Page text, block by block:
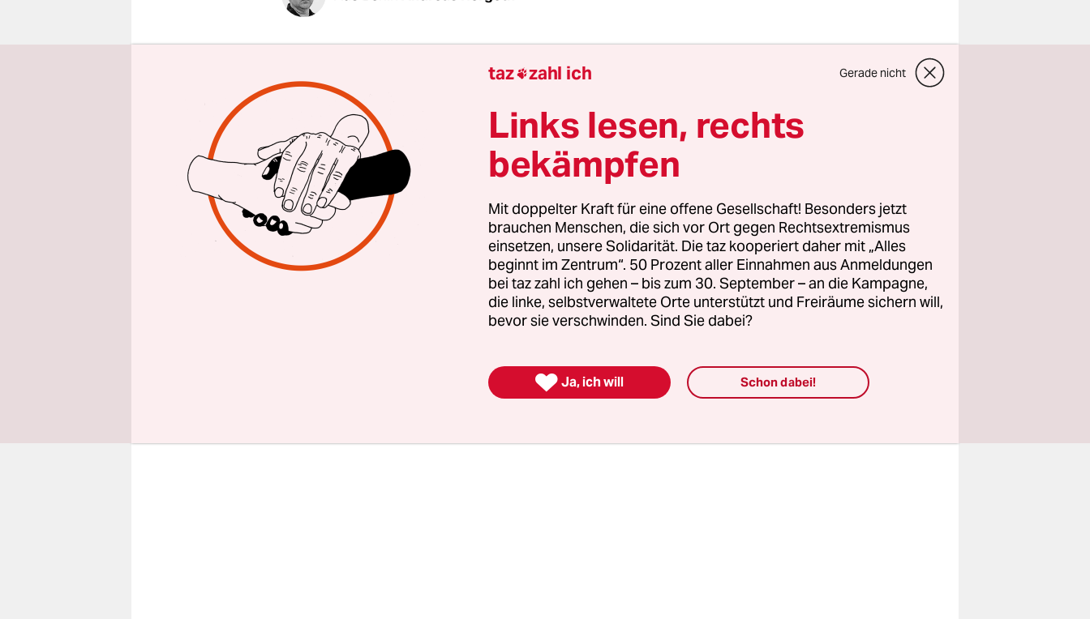
Selten gehen Geschichten in Berlin gut aus, die von gekündigten
Mietverhältnissen und von Verdrängung erzählen. Doch nun keimt in
einem Fall in Lichtenberg ein Funken Hoffnung auf: Den
B.L.O.-Ateliers
auf dem Gelände des einstigen Bahnbetriebswerk Berlin-Lichtenberg
Ost (kurz B.L.O.) am S-Bahnhof Nöldnerplatz flatterte ein
Folgemietvertrag der Grundstückseigentümerin Deutsche Bahn ins
Haus.
Der Ateliergemeinschaft, auf dem Gelände seit 20 Jahren ansässig,
werden zwei weitere Jahre zur Miete in Aussicht gestellt, wie der
am Dienstag zuerst berichtete. Eine gute Nachricht für die
rund 90 gekündigten Künst­le­r:in­nen und Handwerker:innen?
taz zahl ich Gerade nicht
Links lesen, rechts
bekämpfen
Mit doppelter Kraft für eine offene Gesellschaft! Besonders jetzt
brauchen Menschen, die sich vor Ort gegen Rechtsextremismus
einsetzen, unsere Solidarität. Die taz kooperiert daher mit „Alles
beginnt im Zentrum“. 50 Prozent aller Einnahmen aus Anmeldungen
bei taz zahl ich gehen – bis zum 30. September – an die Kampagne,
die linke, selbstverwaltete Orte unterstützt und Freiräume sichern will,
bevor sie verschwinden. Sind Sie dabei?
 Ja, ich will Schon dabei!